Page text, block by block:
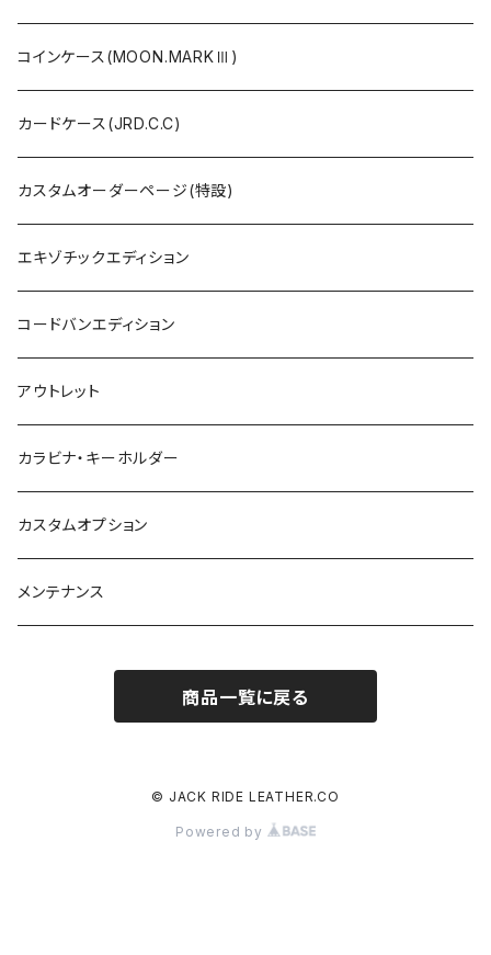
コインケース(MOON.MARKⅢ)
カードケース(JRD.C.C)
カスタムオーダーページ(特設)
エキゾチックエディション
コードバンエディション
アウトレット
カラビナ・キーホルダー
カスタムオプション
メンテナンス
商品一覧に戻る
© JACK RIDE LEATHER.CO
Powered by